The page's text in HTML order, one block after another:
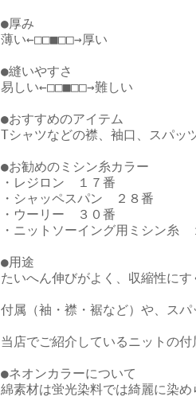
●厚み
薄い←□□■□□→厚い
●縫いやすさ
易しい←□□■□□→難しい
●おすすめのアイテム
Tシャツなどの襟、袖口、スパッ
●お勧めのミシン糸カラー
・レジロン　１７番
・シャッペスパン　２８番
・ウーリー　３０番
・ニットソーイング用ミシン糸
●用途
たいへん伸びがよく、収縮性に
付属（袖・襟・裾など）や、スパ
当店でご紹介しているニットの付
●ネオンカラーについて
綿素材は蛍光染料では綺麗に染